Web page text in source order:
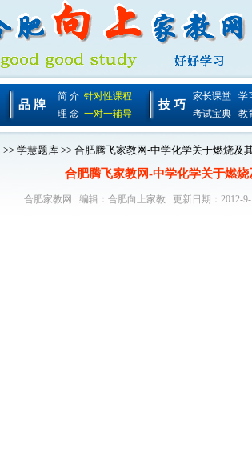
品 牌
简 介 针对性课程
理 念 一对一辅导
技 巧
家长课堂
学
考试宝典
教
>> 学慧题库 >> 合肥腾飞家教网-中学化学关于燃烧及
合肥腾飞家教网-中学化学关于燃烧
合肥家教网 编辑： 合肥向上家教 更新日期：2012-